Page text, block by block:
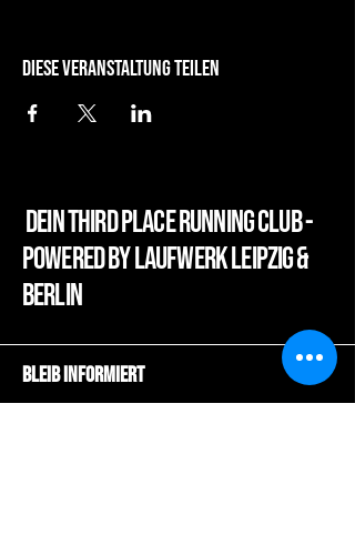
Diese Veranstaltung teilen
dein third place running club -
powered by laufwerk leipzig &
Berlin
Bleib Informiert